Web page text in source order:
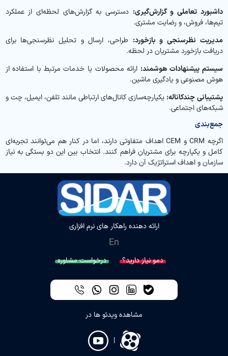
داشبورد تعاملی و گزارش‌گیری: دسترسی به گزارش‌های لحظه‌ای از عملکرد
تیم‌ها، فروش، و رضایت مشتری.
مدیریت نظرسنجی و بازخورد: طراحی، ارسال و تحلیل نظرسنجی‌ها برای
دریافت بازخورد مشتریان در لحظه.
سیستم پیشنهادات هوشمند: ارائه محصولات یا خدمات مرتبط با استفاده از
هوش مصنوعی و یادگیری ماشین.
پشتیبانی چندکاناله: یکپارچه‌سازی کانال‌های ارتباطی مانند تلفن، ایمیل، چت و
شبکه‌های اجتماعی.
جمع‌بندی
اگرچه CRM و CEM اهداف متفاوتی دارند، اما در کنار هم می‌توانند تجربه‌ای
کامل و یکپارچه برای مشتریان فراهم کنند. انتخاب بین این دو بستگی به نیاز
سازمان و اهداف استراتژیک آن دارد.
ارائه دهنده راهکار های نرم افزاری
En
دمو نیاز دارید؟ درخواست مشاوره
مشاهده ویدئو ها در
|